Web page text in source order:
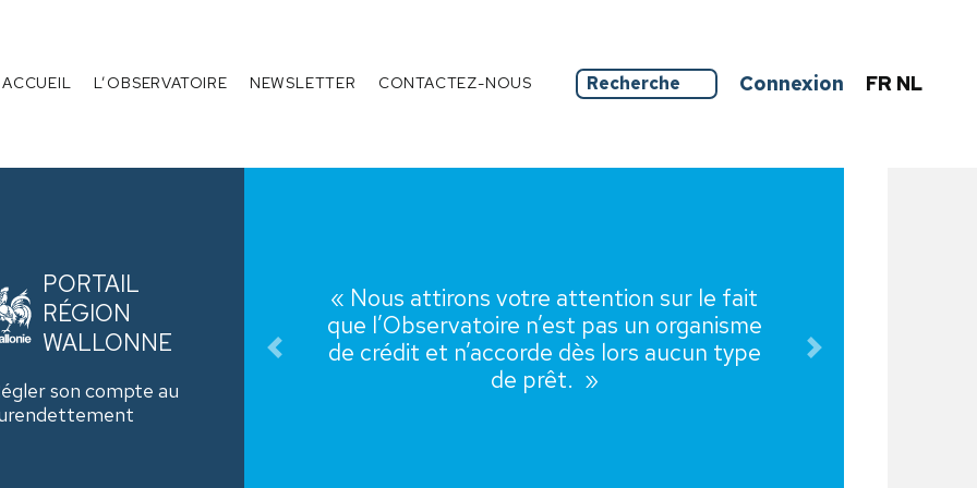
l’Endettement
Menu
ACCUEIL L’OBSERVATOIRE NEWSLETTER CONTACTEZ-NOUS Connexion FR NL
PORTAIL
RÉGION
WALLONNE
son compte au
sur le fait
pas un organisme
lors aucun type
»
« Webinaire»
Précédent Suivant